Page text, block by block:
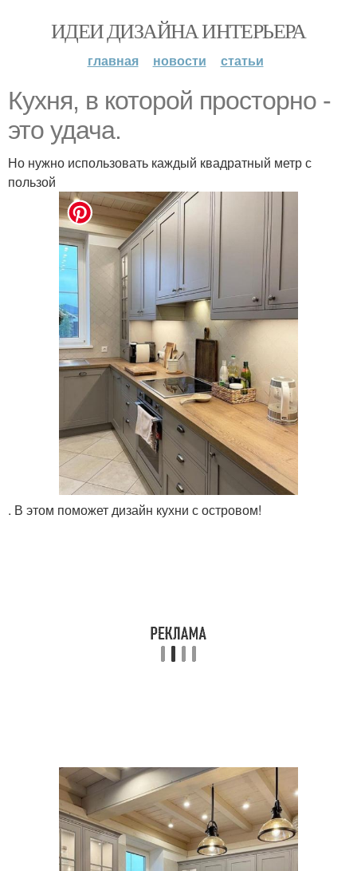
ИДЕИ ДИЗАЙНА ИНТЕРЬЕРА
главная новости статьи
Кухня, в которой просторно -
это удача.
Но нужно использовать каждый квадратный метр с
пользой
. В этом поможет дизайн кухни с островом!